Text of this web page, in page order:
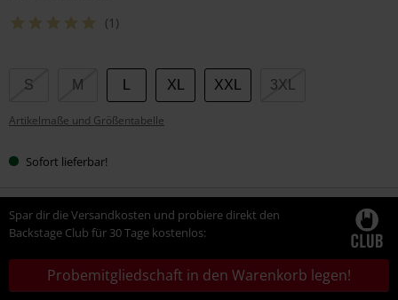
(1)
Wähle
Größe
S M XL XXL 3XL
Artikelmaße und Größentabelle
Sofort lieferbar!
Spar dir die Versandkosten und probiere direkt den
Backstage Club für 30 Tage kostenlos:
Probemitgliedschaft in den Warenkorb legen!